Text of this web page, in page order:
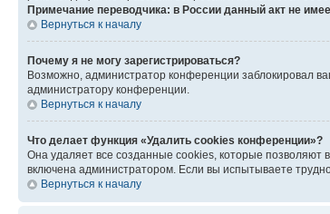
Примечание переводчика: в России данный акт не
Вернуться к началу
Почему я не могу зарегистрироваться?
Возможно, администратор конференции заблокировал
администратору конференции.
Вернуться к началу
Что делает функция «Удалить cookies конференции»?
Она удаляет все созданные cookies, которые позволяют
включена администратором. Если вы испытываете
Вернуться к началу